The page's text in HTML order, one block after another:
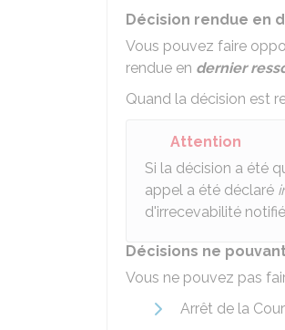
Décision rendue en
Vous pouvez faire
rendue en dernier
Quand la décision est
Attention
Si la décision a été
appel a été déclaré
d'irrecevabilité
Décisions ne
Vous ne pouvez pas
Arrêt de la